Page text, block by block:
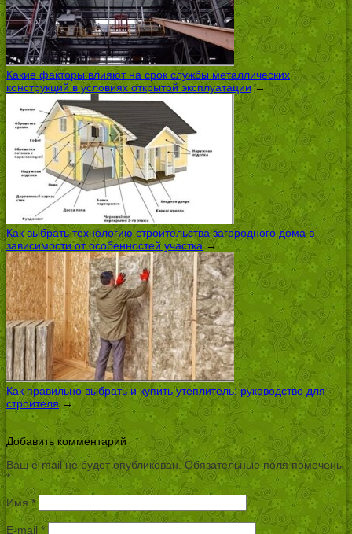
Какие факторы влияют на срок службы металлических
конструкций в условиях открытой эксплуатации→
Как выбрать технологию строительства загородного дома в
зависимости от особенностей участка→
Как правильно выбрать и купить утеплитель: руководство для
строителя→
Добавить комментарий
Ваш e-mail не будет опубликован.Обязательные поля помечены
*
Имя*
E-mail *